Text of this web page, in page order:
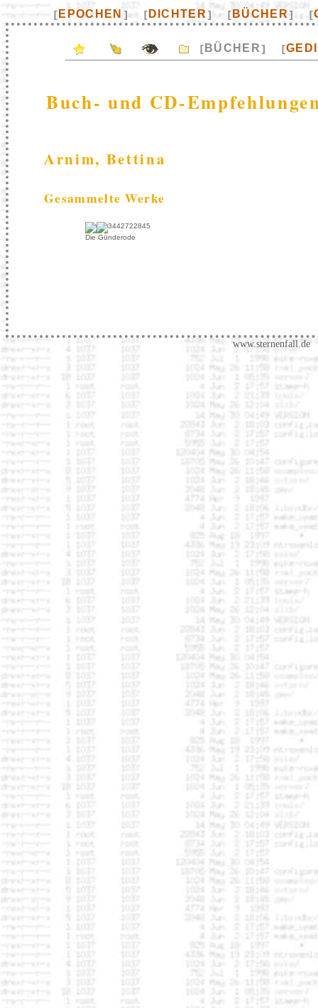
[ EPOCHEN ] [ DICHTER] [ BÜCHER] [
[ BÜCHER] [
Buch- und CD-
Arnim, Bettina
Gesammelte Werke
Die Günderode
www.sternenfall.de